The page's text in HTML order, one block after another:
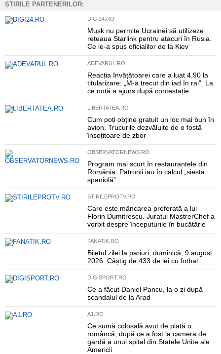
ȘTIRILE PARTENERILOR:
DIGI24.RO
Musk nu permite Ucrainei să utilizeze
rețeaua Starlink pentru atacuri în Rusia.
Ce le-a spus oficialilor de la Kiev
ADEVARUL.RO
Reacția învățătoarei care a luat 4,90 la
titularizare: „M-a trecut din iad în rai”. La
ce notă a ajuns după contestație
LIBERTATEA.RO
Cum poți obține gratuit un loc mai bun în
avion. Trucurile dezvăluite de o fostă
însoțitoare de zbor
OBSERVATORNEWS.RO
Program mai scurt în restaurantele din
România. Patronii iau în calcul „siesta
spaniolă”
STIRILEPROTV.RO
Care este mâncarea preferată a lui
Florin Dumitrescu. Juratul MastrerChef a
vorbit despre începuturile în bucătărie
FANATIK.RO
Biletul zilei la pariuri, duminică, 9 august
2026. Câștig de 433 de lei cu fotbal
DIGISPORT.RO
Ce a făcut Daniel Pancu, la o zi după
scandalul de la Arad
A1.RO
Ce sumă colosală avut de plată o
româncă, după ce a fost la camera de
gardă a unui spital din Statele Unite ale
Americii